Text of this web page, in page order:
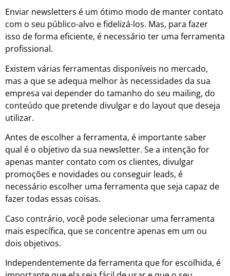
Enviar newsletters é um ótimo modo de manter contato
com o seu público-alvo e fidelizá-los. Mas, para fazer
isso de forma eficiente, é necessário ter uma ferramenta
profissional.
Existem várias ferramentas disponíveis no mercado,
mas a que se adequa melhor às necessidades da sua
empresa vai depender do tamanho do seu mailing, do
conteúdo que pretende divulgar e do layout que deseja
utilizar.
Antes de escolher a ferramenta, é importante saber
qual é o objetivo da sua newsletter. Se a intenção for
apenas manter contato com os clientes, divulgar
promoções e novidades ou conseguir leads, é
necessário escolher uma ferramenta que seja capaz de
fazer todas essas coisas.
Caso contrário, você pode selecionar uma ferramenta
mais específica, que se concentre apenas em um ou
dois objetivos.
Independentemente da ferramenta que for escolhida, é